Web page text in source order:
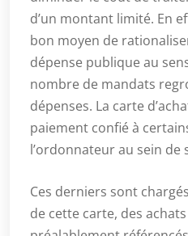
d’un montant limité. En
bon moyen de
dépense publique au
nombre de mandats
dépenses. La carte
paiement confié à
l’ordonnateur au sein de
Ces derniers sont
de cette carte, des